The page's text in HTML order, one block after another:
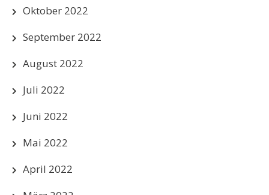
Oktober 2022
September 2022
August 2022
Juli 2022
Juni 2022
Mai 2022
April 2022